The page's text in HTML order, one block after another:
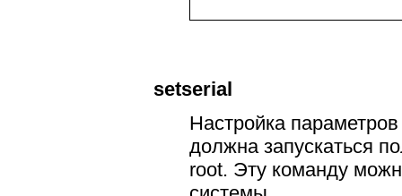
setserial
Настройка
должна запускаться
root. Эту команду